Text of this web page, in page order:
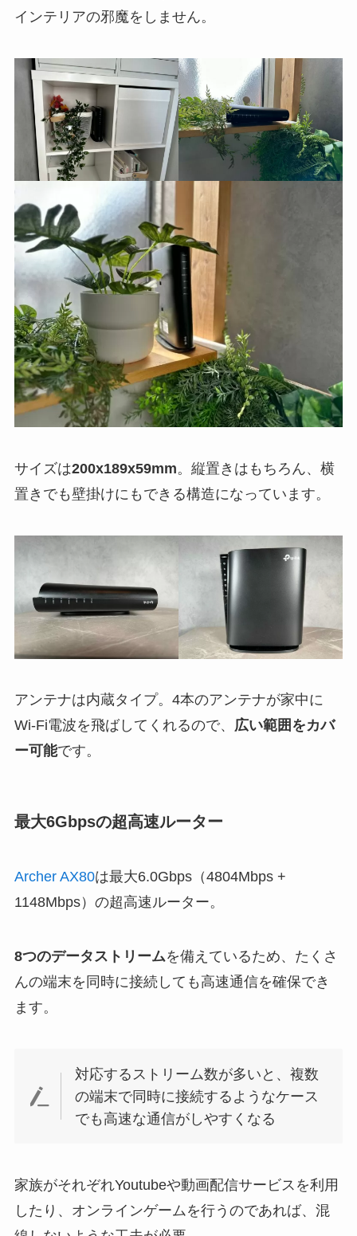
インテリアの邪魔をしません。
サイズは200x189x59mm。縦置きはもちろん、横
置きでも壁掛けにもできる構造になっています。
アンテナは内蔵タイプ。4本のアンテナが家中に
Wi-Fi電波を飛ばしてくれるので、 広い範囲をカバ
ー可能です。
最大6Gbpsの超高速ルーター
Archer AX80は最大6.0Gbps（4804Mbps +
1148Mbps）の超高速ルーター。
8つのデータストリームを備えているため、たくさ
んの端末を同時に接続しても高速通信を確保でき
ます。
対応するストリーム数が多いと、複数
の端末で同時に接続するようなケース
でも高速な通信がしやすくなる
家族がそれぞれYoutubeや動画配信サービスを利用
したり、オンラインゲームを行うのであれば、混